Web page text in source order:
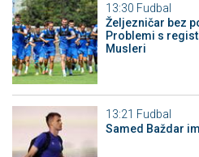
13:30 Fudbal
Željezničar bez
Problemi s
Musleri
13:21 Fudbal
Samed Baždar